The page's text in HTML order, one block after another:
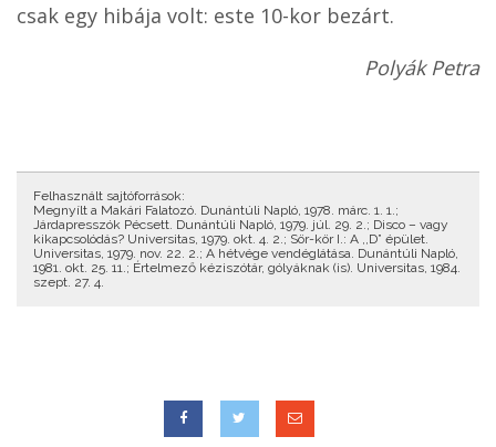
csak egy hibája volt: este 10-kor bezárt.
Polyák Petra
Felhasznált sajtóforrások:
Megnyílt a Makári Falatozó. Dunántúli Napló, 1978. márc. 1. 1.;
Járdapresszók Pécsett. Dunántúli Napló, 1979. júl. 29. 2.; Disco – vagy
kikapcsolódás? Universitas, 1979. okt. 4. 2.; Sör-kör I.: A ,,D” épület.
Universitas, 1979. nov. 22. 2.; A hétvége vendéglátása. Dunántúli Napló,
1981. okt. 25. 11.; Értelmező kéziszótár, gólyáknak (is). Universitas, 1984.
szept. 27. 4.